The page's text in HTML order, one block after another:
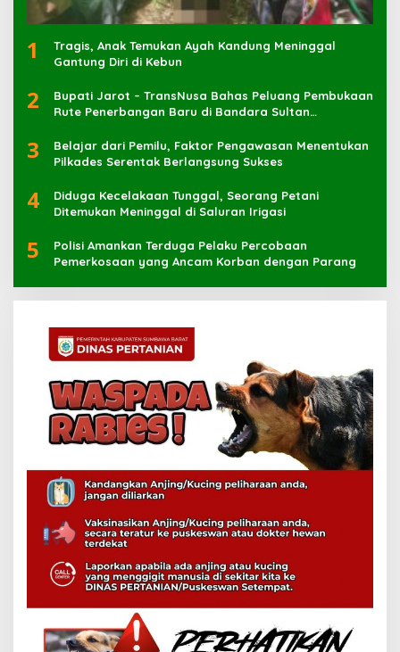
1
Tragis, Anak Temukan Ayah Kandung Meninggal
Gantung Diri di Kebun
2
Bupati Jarot – TransNusa Bahas Peluang Pembukaan
Rute Penerbangan Baru di Bandara Sultan
3
Belajar dari Pemilu, Faktor Pengawasan Menentukan
Pilkades Serentak Berlangsung Sukses
4
Diduga Kecelakaan Tunggal, Seorang Petani
Ditemukan Meninggal di Saluran Irigasi
5
Polisi Amankan Terduga Pelaku Percobaan
Pemerkosaan yang Ancam Korban dengan Parang